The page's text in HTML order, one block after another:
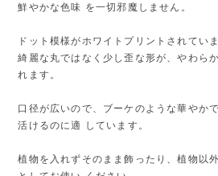
鮮やかな色味 を一切邪魔しません。
ドット模様がホワイトプリントされていま
綺麗な丸ではなく少し歪な形が、やわら
れます。
口径が広いので、ブーケのような華やか
活けるのに適 しています。
植物を入れずそのまま飾ったり、植物以